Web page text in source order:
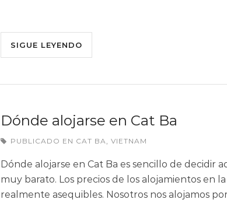
SIGUE LEYENDO
Dónde alojarse en Cat Ba
PUBLICADO EN CAT BA, VIETNAM
Dónde alojarse en Cat Ba es sencillo de decidir
muy barato. Los precios de los alojamientos en la
realmente asequibles. Nosotros nos alojamos